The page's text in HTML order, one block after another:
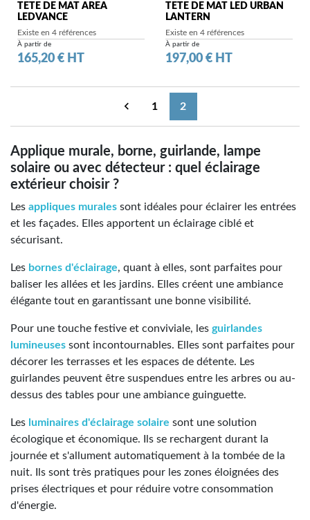
TETE DE MAT AREA
LEDVANCE
Existe en 4 références
À partir de
Prix
165,20 € HT
TETE DE MAT LED URBAN
LANTERN
Existe en 4 références
À partir de
Prix
197,00 € HT
Précédent
 1 2
Applique murale, borne, guirlande, lampe
solaire ou avec détecteur : quel éclairage
extérieur choisir ?
Les appliques murales sont idéales pour éclairer les entrées
et les façades. Elles apportent un éclairage ciblé et
sécurisant.
Les bornes d'éclairage, quant à elles, sont parfaites pour
baliser les allées et les jardins. Elles créent une ambiance
élégante tout en garantissant une bonne visibilité.
Pour une touche festive et conviviale, les guirlandes
lumineuses sont incontournables. Elles sont parfaites pour
décorer les terrasses et les espaces de détente. Les
guirlandes peuvent être suspendues entre les arbres ou au-
dessus des tables pour une ambiance guinguette.
Les luminaires d'éclairage solaire sont une solution
écologique et économique. Ils se rechargent durant la
journée et s'allument automatiquement à la tombée de la
nuit. Ils sont très pratiques pour les zones éloignées des
prises électriques et pour réduire votre consommation
d'énergie.